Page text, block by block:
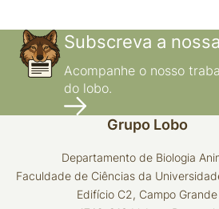
Subscreva a
Acompanhe o nosso
do lobo.
Grupo Lobo
Departamento de Biologia
Faculdade de Ciências da
Edifício C2, Campo Grande